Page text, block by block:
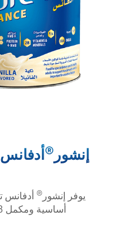
إنشور ®أدفانس
يوفر إنشور ®
أساسية ومكمل HMB لدعم صحة العضلات والتعافي.